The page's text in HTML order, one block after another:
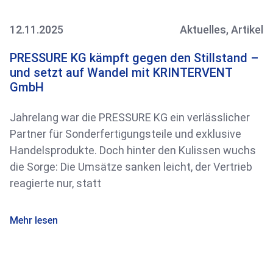
12.11.2025 Aktuelles, Artikel
PRESSURE KG kämpft gegen den Stillstand –
und setzt auf Wandel mit KRINTERVENT
GmbH
Jahrelang war die PRESSURE KG ein verlässlicher
Partner für Sonderfertigungsteile und exklusive
Handelsprodukte. Doch hinter den Kulissen wuchs
die Sorge: Die Umsätze sanken leicht, der Vertrieb
reagierte nur, statt
Mehr lesen